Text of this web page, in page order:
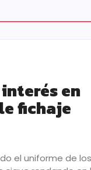
en
fichaje
el uniforme de